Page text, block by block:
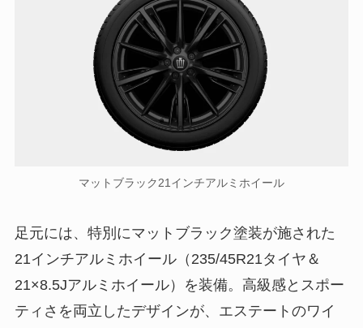
マットブラック21インチアルミホイール
足元には、特別にマットブラック塗装が施された
21インチアルミホイール（235/45R21タイヤ＆
21×8.5Jアルミホイール）を装備。高級感とスポー
ティさを両立したデザインが、エステートのワイ